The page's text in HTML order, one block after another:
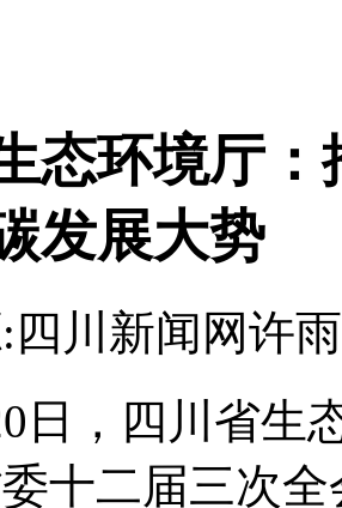
态环境厅
发展大势
川新闻网许
，四川省生
十二届三次